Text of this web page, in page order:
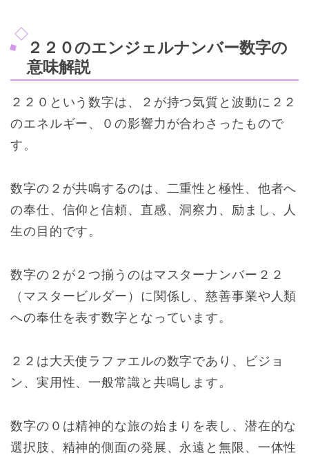
２２０のエンジェルナンバー数字の
意味解説
２２０という数字は、２が持つ気質と波動に２２
のエネルギー、０の影響力が合わさったもので
す。
数字の２が共鳴するのは、二重性と極性、他者へ
の奉仕、信仰と信頼、直感、洞察力、励まし、人
生の目的です。
数字の２が２つ揃うのはマスターナンバー２２
（マスタービルダー）に関係し、慈善事業や人類
への奉仕を表す数字となっています。
２２は大天使ラファエルの数字であり、ビジョ
ン、実用性、一般常識と共鳴します。
数字の０は精神的な旅の始まりを表し、潜在的な
選択肢、精神的側面の発展、永遠と無限、一体性